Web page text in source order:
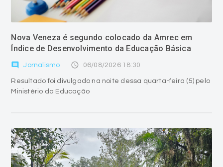
Nova Veneza é segundo colocado da Amrec em
Índice de Desenvolvimento da Educação Básica
comment Jornalismo access_time 06/08/2026 18:30
Resultado foi divulgado na noite dessa quarta-feira (5) pelo
Ministério da Educação